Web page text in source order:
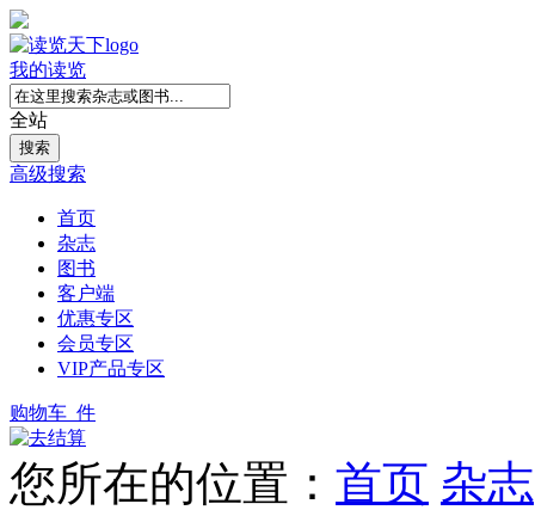
我的读览
全站
高级搜索
首页
杂志
图书
客户端
优惠专区
会员专区
VIP产品专区
购物车 件
您所在的位置： 首页 杂志